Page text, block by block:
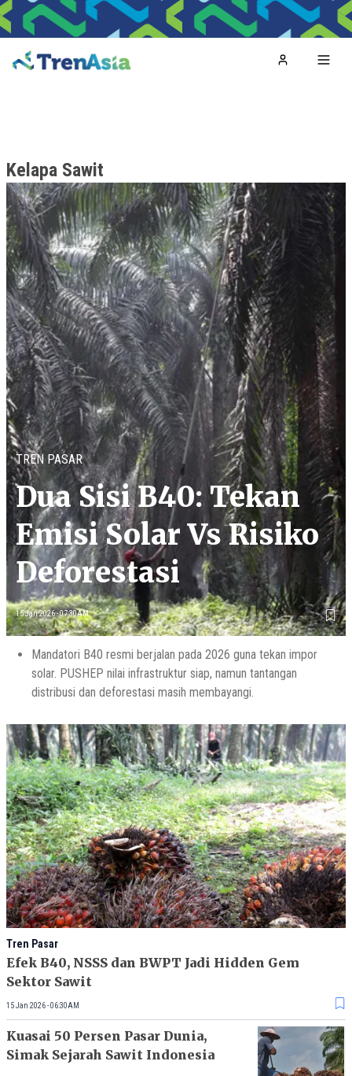
Home
Kelapa Sawit
TREN PASAR
Dua Sisi B40: Tekan
Emisi Solar Vs Risiko
Deforestasi
15 Jan 2026 - 07:30AM
Mandatori B40 resmi berjalan pada 2026 guna tekan impor
solar. PUSHEP nilai infrastruktur siap, namun tantangan
distribusi dan deforestasi masih membayangi.
Tren Pasar
Efek B40, NSSS dan BWPT Jadi Hidden Gem
Sektor Sawit
15 Jan 2026 - 06:30AM
Kuasai 50 Persen Pasar Dunia,
Simak Sejarah Sawit Indonesia